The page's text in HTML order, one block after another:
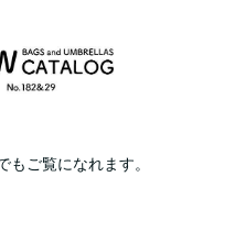
もご覧になれます。